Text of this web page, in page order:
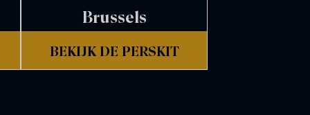
Brussels
BEKIJK DE PERSKIT